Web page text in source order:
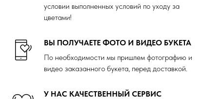
условии выполненных условий по уходу за
цветами!
ВЫ ПОЛУЧАЕТЕ ФОТО И ВИДЕО БУКЕТА
По необходимости мы пришлем фотографию и
видео заказанного букета, перед доставкой.
У НАС КАЧЕСТВЕННЫЙ СЕРВИС